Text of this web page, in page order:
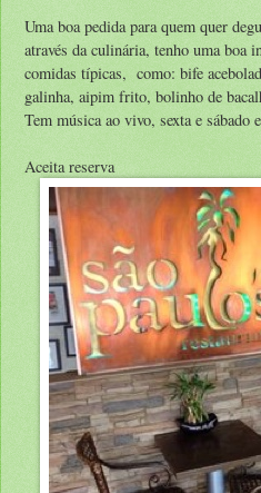
Uma boa pedida para quem quer
através da culinária, tenho uma boa
comidas típicas, como: bife
galinha, aipim frito, bolinho de
Tem música ao vivo, sexta e sábado
Aceita reserva